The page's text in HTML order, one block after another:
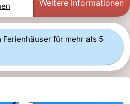
Weitere Informationen
Ferienhäuser für mehr als 5